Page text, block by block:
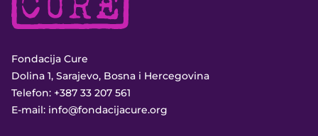
Fondacija Cure
Dolina 1, Sarajevo, Bosna i Hercegovina
Telefon: +387 33 207 561
E-mail: info@fondacijacure.org